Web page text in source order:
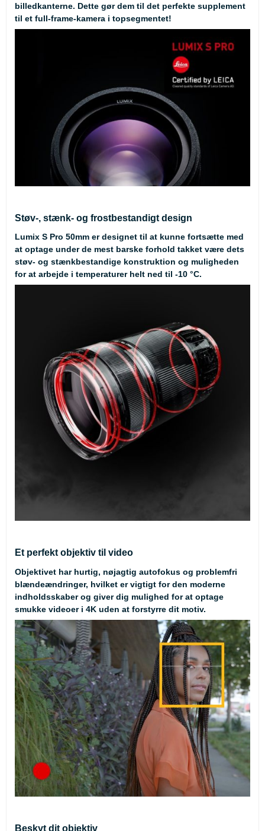
billedkanterne. Dette gør dem til det perfekte supplement
til et full-frame-kamera i topsegmentet!
Støv-, stænk- og frostbestandigt design
Lumix S Pro 50mm er designet til at kunne fortsætte med
at optage under de mest barske forhold takket være dets
støv- og stænkbestandige konstruktion og muligheden
for at arbejde i temperaturer helt ned til -10 °C.
Et perfekt objektiv til video
Objektivet har hurtig, nøjagtig autofokus og problemfri
blændeændringer, hvilket er vigtigt for den moderne
indholdsskaber og giver dig mulighed for at optage
smukke videoer i 4K uden at forstyrre dit motiv.
Beskyt dit objektiv